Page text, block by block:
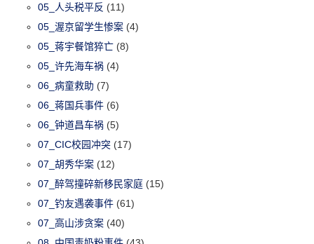
05_人头税平反 (11)
05_渥京留学生惨案 (4)
05_蒋宇餐馆猝亡 (8)
05_许先海车祸 (4)
06_病童救助 (7)
06_蒋国兵事件 (6)
06_钟道昌车祸 (5)
07_CIC校园冲突 (17)
07_胡秀华案 (12)
07_醉驾撞碎新移民家庭 (15)
07_钓友遇袭事件 (61)
07_高山涉贪案 (40)